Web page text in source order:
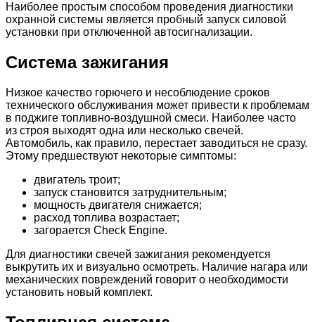
Наиболее простым способом проведения диагностики
охранной системы является пробный запуск силовой
установки при отключенной автосигнализации.
Система зажигания
Низкое качество горючего и несоблюдение сроков
технического обслуживания может привести к проблемам
в поджиге топливно-воздушной смеси. Наиболее часто
из строя выходят одна или несколько свечей.
Автомобиль, как правило, перестает заводиться не сразу.
Этому предшествуют некоторые симптомы:
двигатель троит;
запуск становится затруднительным;
мощность двигателя снижается;
расход топлива возрастает;
загорается Check Engine.
Для диагностики свечей зажигания рекомендуется
выкрутить их и визуально осмотреть. Наличие нагара или
механических повреждений говорит о необходимости
установить новый комплект.